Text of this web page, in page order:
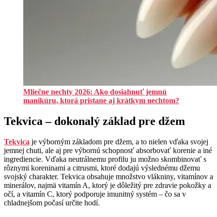
Mliečne nechty 2026: Ako dosiahnuť jemnú
manikúru, ktorá pristane aj krátkym nechtom?
Tekvica – dokonalý základ pre džem
Tekvica je výborným základom pre džem, a to nielen vďaka svojej
jemnej chuti, ale aj pre výbornú schopnosť absorbovať korenie a iné
ingrediencie. Vďaka neutrálnemu profilu ju možno skombinovať s
rôznymi koreninami a citrusmi, ktoré dodajú výslednému džemu
svojský charakter. Tekvica obsahuje množstvo vlákniny, vitamínov a
minerálov, najmä vitamín A, ktorý je dôležitý pre zdravie pokožky a
očí, a vitamín C, ktorý podporuje imunitný systém – čo sa v
chladnejšom počasí určite hodí.